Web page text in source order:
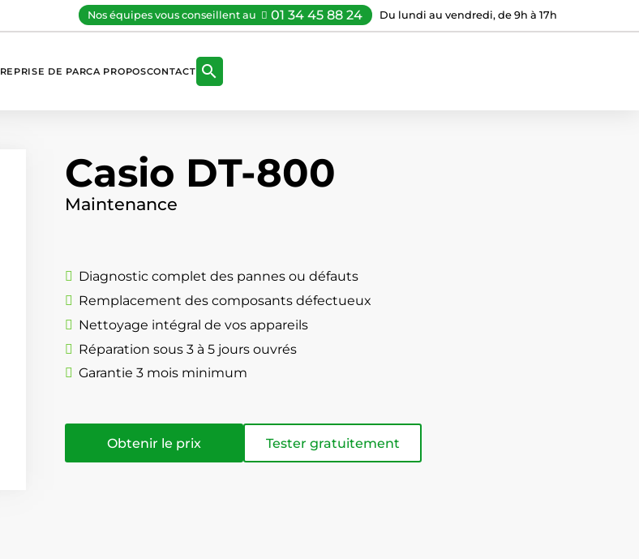
Nos équipes vous conseillent au 01 34 45 88 24 Du lundi au vendredi, de 9h à 17h
REPRISE DE PARCA PROPOSCONTACT 
Casio DT-800
Maintenance
Diagnostic complet des pannes ou défauts
Remplacement des composants défectueux
Nettoyage intégral de vos appareils
Réparation sous 3 à 5 jours ouvrés
Garantie 3 mois minimum
Obtenir le prix Tester gratuitement